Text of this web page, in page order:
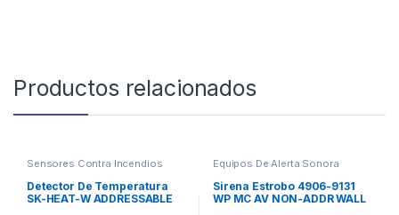
Productos relacionados
Sensores Contra Incendios
Detector De Temperatura
SK-HEAT-W ADDRESSABLE
Equipos De Alerta Sonora
Sirena Estrobo 4906-9131
WP MC AV NON-ADDR WALL